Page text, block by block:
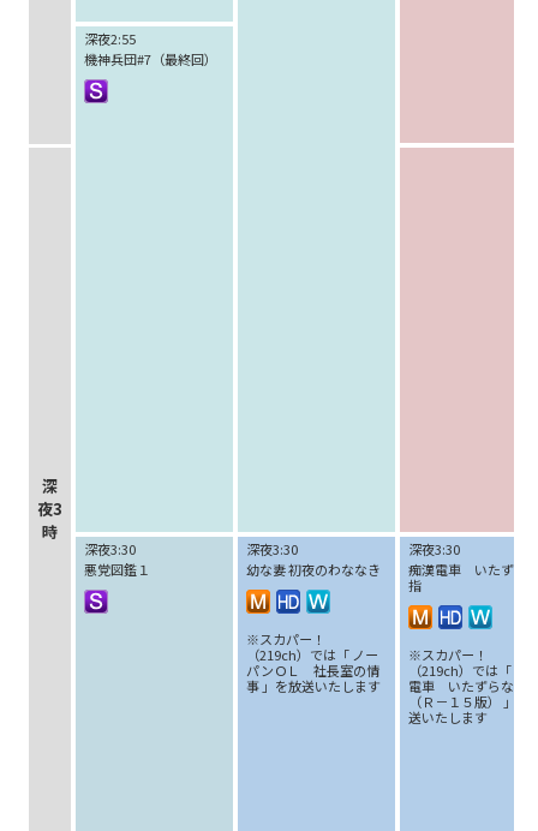
深夜2:55
機神兵団#7（最終回）
深
夜3
時
深夜3:30
悪党図鑑１
深夜3:30
幼な妻 初夜のわななき
※スカパー！
（219ch）では「 ノー
パンＯＬ 社長室の情
事 」を放送いたします
深夜3:30
痴漢電車 いたずら
指
※スカパー！
（219ch）では「
電車 いたずらな指
（Ｒ－１５版）
」を
送いたします